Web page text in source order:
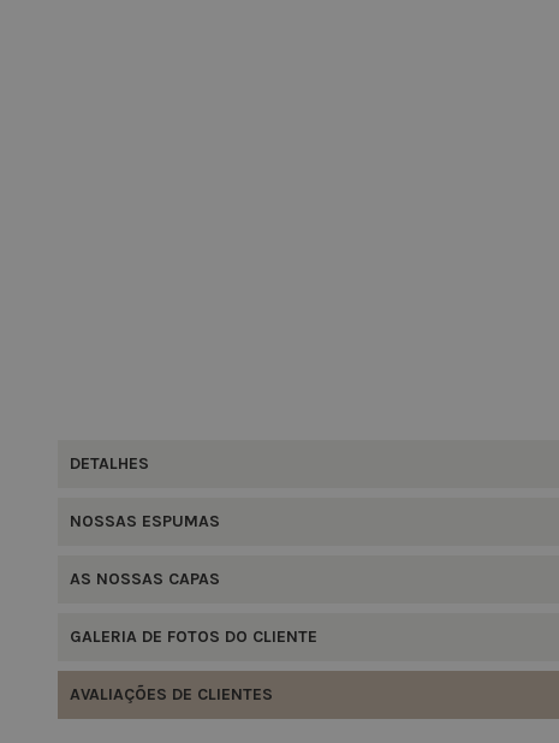
DETALHES
NOSSAS ESPUMAS
AS NOSSAS CAPAS
GALERIA DE FOTOS DO CLIENTE
AVALIAÇÕES DE CLIENTES